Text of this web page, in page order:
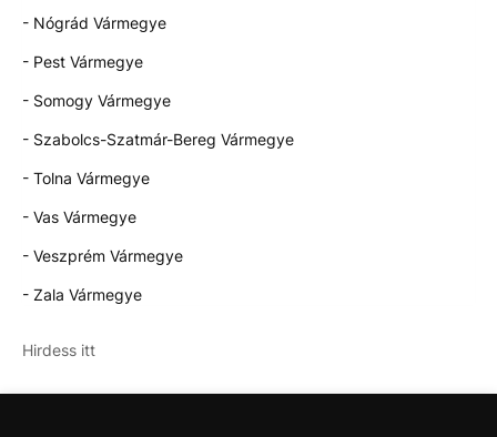
- Nógrád Vármegye
- Pest Vármegye
- Somogy Vármegye
- Szabolcs-Szatmár-Bereg Vármegye
- Tolna Vármegye
- Vas Vármegye
- Veszprém Vármegye
- Zala Vármegye
Hirdess itt